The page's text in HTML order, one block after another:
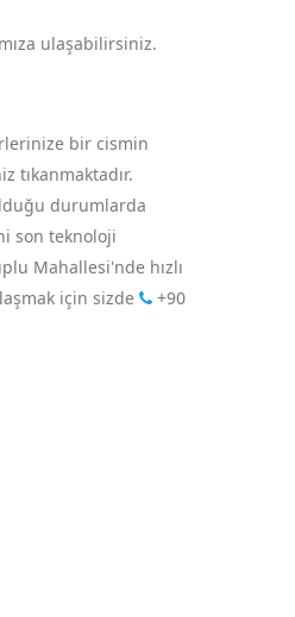
ulaşabilirsiniz.
bir cismin
tıkanmaktadır.
durumlarda
son teknoloji
Mahallesi'nde hızlı
için sizde
+90